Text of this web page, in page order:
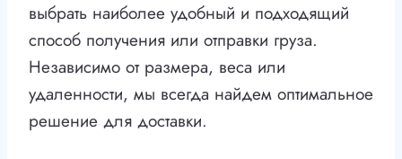
выбрать наиболее удобный и подходящий
способ получения или отправки груза.
Независимо от размера, веса или
удаленности, мы всегда найдем оптимальное
решение для доставки.